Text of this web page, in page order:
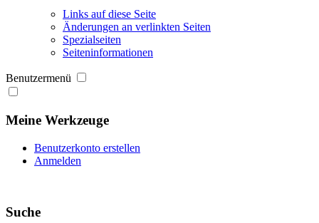
Links auf diese Seite
Änderungen an verlinkten Seiten
Spezialseiten
Seiten­informationen
Benutzermenü
Meine Werkzeuge
Benutzerkonto erstellen
Anmelden
Suche